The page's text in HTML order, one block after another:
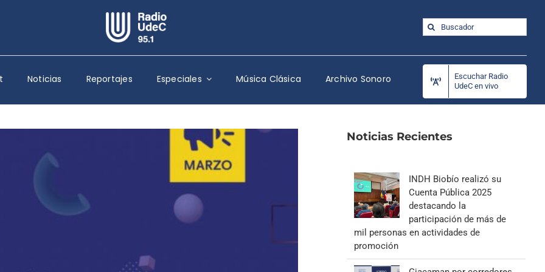
Escuchar Radio UdeC en vivo
Quiénes Somos
Programación
Podcast
Especiales
Buscar:
Noticias Reportajes Especiales Música Clásica Archivo Sonoro
Escuchar Radio
UdeC en vivo
Noticias Recientes
INDH Biobío realizó su
Cuenta Pública 2025
destacando la
participación de más de
mil personas en actividades de
promoción